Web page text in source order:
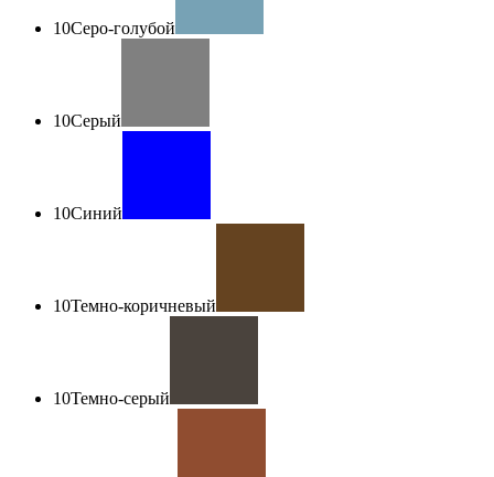
10Серо-голубой
10Серый
10Синий
10Темно-коричневый
10Темно-серый